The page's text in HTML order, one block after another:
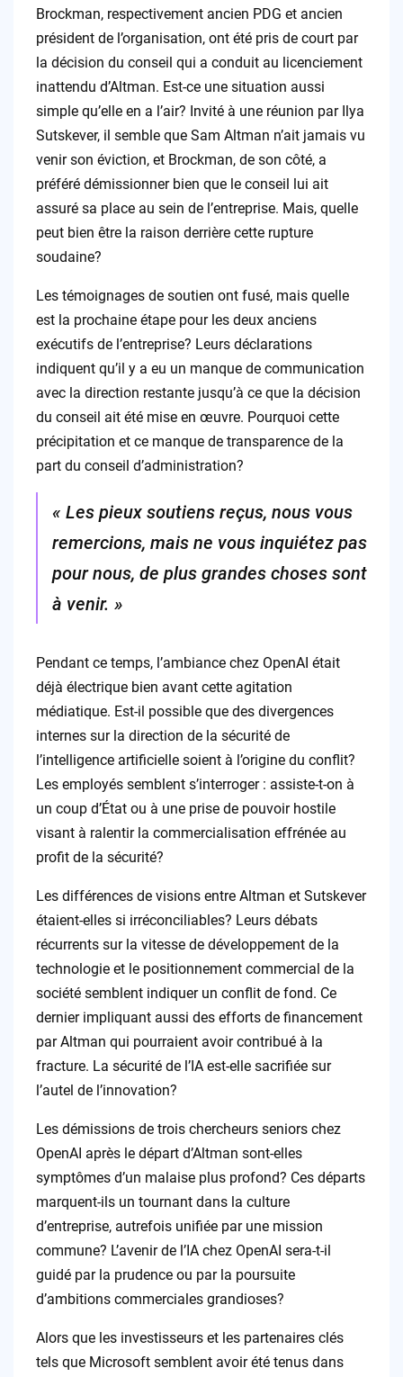
Brockman, respectivement ancien PDG et ancien
président de l’organisation, ont été pris de court par
la décision du conseil qui a conduit au licenciement
inattendu d’Altman. Est-ce une situation aussi
simple qu’elle en a l’air? Invité à une réunion par Ilya
Sutskever, il semble que Sam Altman n’ait jamais vu
venir son éviction, et Brockman, de son côté, a
préféré démissionner bien que le conseil lui ait
assuré sa place au sein de l’entreprise. Mais, quelle
peut bien être la raison derrière cette rupture
soudaine?
Les témoignages de soutien ont fusé, mais quelle
est la prochaine étape pour les deux anciens
exécutifs de l’entreprise? Leurs déclarations
indiquent qu’il y a eu un manque de communication
avec la direction restante jusqu’à ce que la décision
du conseil ait été mise en œuvre. Pourquoi cette
précipitation et ce manque de transparence de la
part du conseil d’administration?
« Les pieux soutiens reçus, nous vous
remercions, mais ne vous inquiétez pas
pour nous, de plus grandes choses sont
à venir. »
Pendant ce temps, l’ambiance chez OpenAI était
déjà électrique bien avant cette agitation
médiatique. Est-il possible que des divergences
internes sur la direction de la sécurité de
l’intelligence artificielle soient à l’origine du conflit?
Les employés semblent s’interroger : assiste-t-on à
un coup d’État ou à une prise de pouvoir hostile
visant à ralentir la commercialisation effrénée au
profit de la sécurité?
Les différences de visions entre Altman et Sutskever
étaient-elles si irréconciliables? Leurs débats
récurrents sur la vitesse de développement de la
technologie et le positionnement commercial de la
société semblent indiquer un conflit de fond. Ce
dernier impliquant aussi des efforts de financement
par Altman qui pourraient avoir contribué à la
fracture. La sécurité de l’IA est-elle sacrifiée sur
l’autel de l’innovation?
Les démissions de trois chercheurs seniors chez
OpenAI après le départ d’Altman sont-elles
symptômes d’un malaise plus profond? Ces départs
marquent-ils un tournant dans la culture
d’entreprise, autrefois unifiée par une mission
commune? L’avenir de l’IA chez OpenAI sera-t-il
guidé par la prudence ou par la poursuite
d’ambitions commerciales grandioses?
Alors que les investisseurs et les partenaires clés
tels que Microsoft semblent avoir été tenus dans